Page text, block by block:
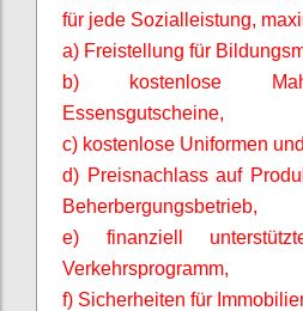
für jede Sozialleistung,
a) Freistellung für
b) kostenlose
Essensgutscheine,
c) kostenlose Uniformen
d) Preisnachlass auf
Beherbergungsbetrieb,
e) finanziell
Verkehrsprogramm,
f) Sicherheiten für